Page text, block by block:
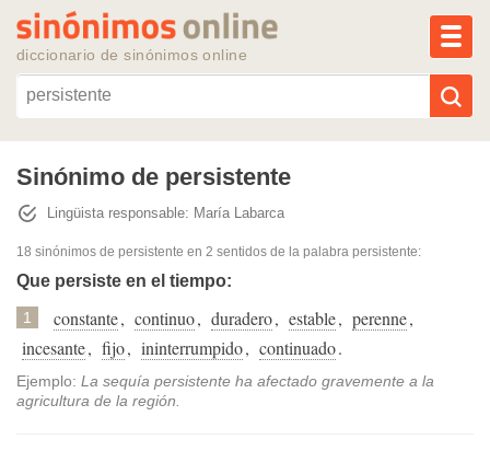
diccionario de sinónimos online
Reescribir texto con IA
Sinónimos populares
Temas populares
Temas recientes
Sinónimo de persistente
Lingüista responsable: María Labarca
18 sinónimos de persistente en 2 sentidos de la palabra persistente:
Que persiste en el tiempo:
1 constante, continuo, duradero, estable, perenne,
incesante, fijo, ininterrumpido, continuado.
Ejemplo: La sequía persistente ha afectado gravemente a la
agricultura de la región.